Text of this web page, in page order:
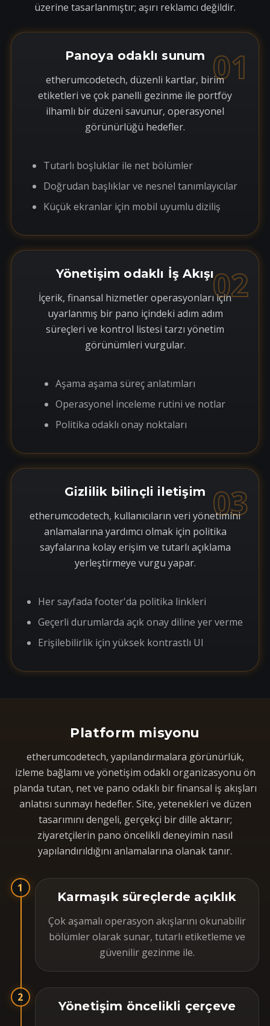
üzerine tasarlanmıştır; aşırı reklamcı değildir.
01
Panoya odaklı sunum
etherumcodetech, düzenli kartlar, birim
etiketleri ve çok panelli gezinme ile portföy
ilhamlı bir düzeni savunur, operasyonel
görünürlüğü hedefler.
Tutarlı boşluklar ile net bölümler
Doğrudan başlıklar ve nesnel tanımlayıcılar
Küçük ekranlar için mobil uyumlu diziliş
02
Yönetişim odaklı İş Akışı
İçerik, finansal hizmetler operasyonları için
uyarlanmış bir pano içindeki adım adım
süreçleri ve kontrol listesi tarzı yönetim
görünümleri vurgular.
Aşama aşama süreç anlatımları
Operasyonel inceleme rutini ve notlar
Politika odaklı onay noktaları
03
Gizlilik bilinçli iletişim
etherumcodetech, kullanıcıların veri yönetimini
anlamalarına yardımcı olmak için politika
sayfalarına kolay erişim ve tutarlı açıklama
yerleştirmeye vurgu yapar.
Her sayfada footer'da politika linkleri
Geçerli durumlarda açık onay diline yer verme
Erişilebilirlik için yüksek kontrastlı UI
Platform misyonu
etherumcodetech, yapılandırmalara görünürlük,
izleme bağlamı ve yönetişim odaklı organizasyonu ön
planda tutan, net ve pano odaklı bir finansal iş akışları
anlatısı sunmayı hedefler. Site, yetenekleri ve düzen
tasarımını dengeli, gerçekçi bir dille aktarır;
ziyaretçilerin pano öncelikli deneyimin nasıl
yapılandırıldığını anlamalarına olanak tanır.
1
Karmaşık süreçlerde açıklık
Çok aşamalı operasyon akışlarını okunabilir
bölümler olarak sunar, tutarlı etiketleme ve
güvenilir gezinme ile.
2
Yönetişim öncelikli çerçeve